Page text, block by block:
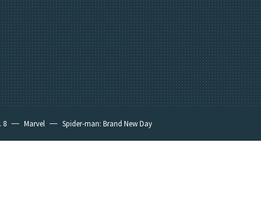
8 Marvel Spider-man: Brand New Day